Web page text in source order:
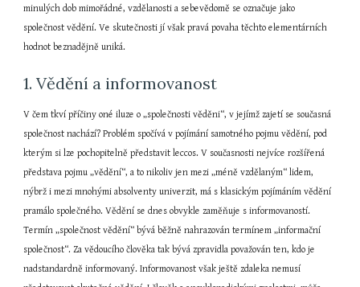
minulých dob mimořádné, vzdělanosti a sebevědomě se označuje jako
společnost vědění. Ve skutečnosti jí však pravá povaha těchto elementárních
hodnot beznadějně uniká.
1. Vědění a informovanost
V čem tkví příčiny oné iluze o „společnosti věděni“, v jejímž zajetí se současná
společnost nachází? Problém spočívá v pojímání samotného pojmu vědění, pod
kterým si lze pochopitelně představit leccos. V současnosti nejvíce rozšířená
představa pojmu „vědění“, a to nikoliv jen mezi „méně vzdělaným“ lidem,
nýbrž i mezi mnohými absolventy univerzit, má s klasickým pojímáním vědění
pramálo společného. Vědění se dnes obvykle zaměňuje s informovaností.
Termín „společnost vědění“ bývá běžně nahrazován termínem „informační
společnost“. Za vědoucího člověka tak bývá zpravidla považován ten, kdo je
nadstandardně informovaný. Informovanost však ještě zdaleka nemusí